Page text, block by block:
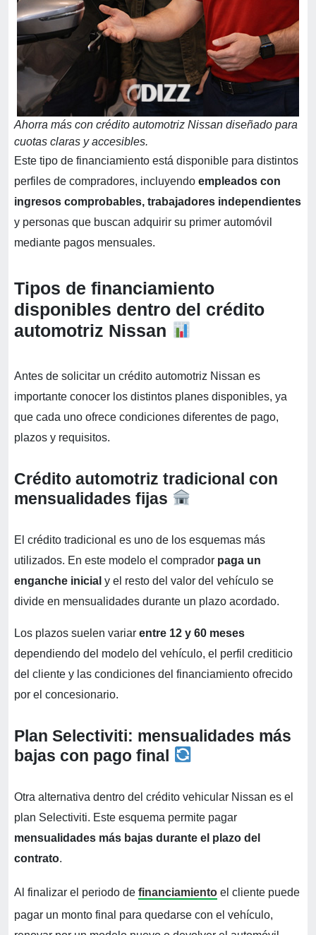
Ahorra más con crédito automotriz Nissan diseñado para
cuotas claras y accesibles.
Este tipo de financiamiento está disponible para distintos
perfiles de compradores, incluyendo empleados con
ingresos comprobables, trabajadores independientes
y personas que buscan adquirir su primer automóvil
mediante pagos mensuales.
Tipos de financiamiento
disponibles dentro del crédito
automotriz Nissan
Antes de solicitar un crédito automotriz Nissan es
importante conocer los distintos planes disponibles, ya
que cada uno ofrece condiciones diferentes de pago,
plazos y requisitos.
Crédito automotriz tradicional con
mensualidades fijas
El crédito tradicional es uno de los esquemas más
utilizados. En este modelo el comprador paga un
enganche inicial y el resto del valor del vehículo se
divide en mensualidades durante un plazo acordado.
Los plazos suelen variar entre 12 y 60 meses
dependiendo del modelo del vehículo, el perfil crediticio
del cliente y las condiciones del financiamiento ofrecido
por el concesionario.
Plan Selectiviti: mensualidades más
bajas con pago final
Otra alternativa dentro del crédito vehicular Nissan es el
plan Selectiviti. Este esquema permite pagar
mensualidades más bajas durante el plazo del
contrato.
Al finalizar el periodo de financiamiento el cliente puede
pagar un monto final para quedarse con el vehículo,